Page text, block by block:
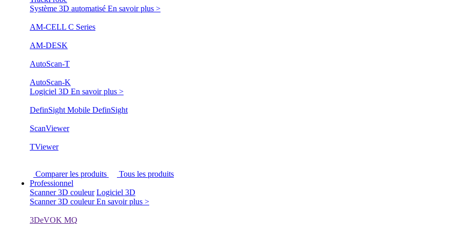
Système 3D automatisé En savoir plus >
AM-CELL C Series
AM-DESK
AutoScan-T
AutoScan-K
Logiciel 3D En savoir plus >
DefinSight Mobile DefinSight
ScanViewer
TViewer
Comparer les produits
Tous les produits
Professionnel
Scanner 3D couleur Logiciel 3D
Scanner 3D couleurEn savoir plus >
3DeVOK MQ